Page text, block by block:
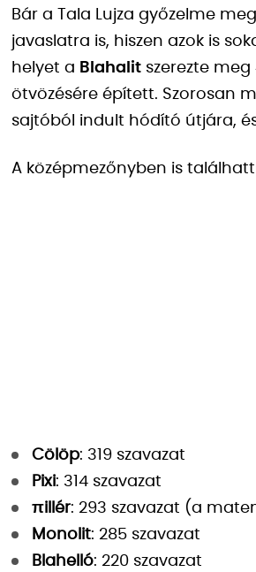
Bár a Tala Lujza győzelme
javaslatra is, hiszen azok is
helyet a Blahalit szerezte
ötvözésére épített. Szorosan
sajtóból indult hódító útjára,
A középmezőnyben is
Cölöp: 319 szavazat
Pixi: 314 szavazat
πillér: 293 szavazat (a
Monolit: 285 szavazat
Blahelló: 220 szavazat